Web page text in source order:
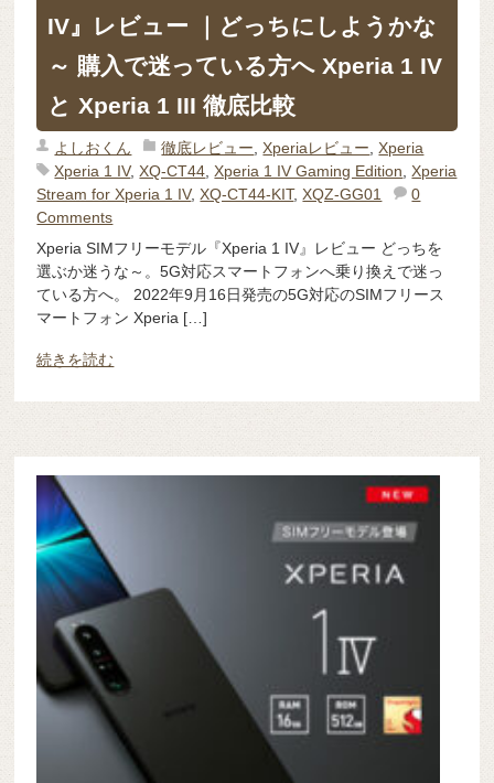
IV』レビュー ｜どっちにしようかな
～ 購入で迷っている方へ Xperia 1 IV
と Xperia 1 III 徹底比較
よしおくん 徹底レビュー ,Xperiaレビュー ,Xperia
Xperia 1 IV,XQ-CT44 ,Xperia 1 IV Gaming Edition ,Xperia
Stream for Xperia 1 IV,XQ-CT44-KIT,XQZ-GG01
0
Comments
Xperia SIMフリーモデル『Xperia 1 IV』レビュー どっちを
選ぶか迷うな～。5G対応スマートフォンへ乗り換えで迷っ
ている方へ。 2022年9月16日発売の5G対応のSIMフリース
マートフォン Xperia […]
続きを読む